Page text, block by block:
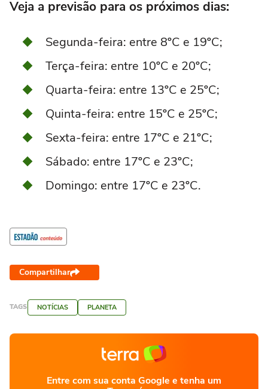
Veja a previsão para os próximos dias:
Segunda-feira: entre 8ºC e 19ºC;
Terça-feira: entre 10ºC e 20ºC;
Quarta-feira: entre 13ºC e 25ºC;
Quinta-feira: entre 15ºC e 25ºC;
Sexta-feira: entre 17ºC e 21ºC;
Sábado: entre 17ºC e 23ºC;
Domingo: entre 17ºC e 23ºC.
Compartilhar
TAGS NOTÍCIAS PLANETA
Entre com sua conta Google e tenha um